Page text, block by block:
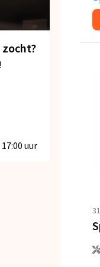
uur